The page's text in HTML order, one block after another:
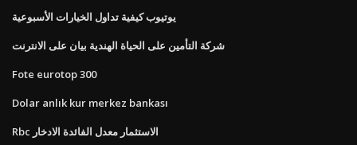
يوتيوب كيفية تداول الخيارات الأسبوعية
شركة التأمين على الحياة الهندية بيان على الانترنت
Fote eurotop 300
Dolar anlık kur merkez bankası
Rbc الاستثمار معدل الفائدة الادخار